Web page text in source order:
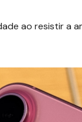
ao resistir a